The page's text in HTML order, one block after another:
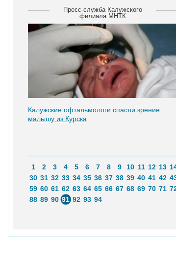
Пресс-служба Калужского
филиала МНТК
Калужские офтальмологи спасли зрение
малышу из Курска
1 2 3 4 5 6 7 8 9 10 11 12 13
30 31 32 33 34 35 36 37 38 39 40 41 42
59 60 61 62 63 64 65 66 67 68 69 70 71
88 89 90 91 92 93 94